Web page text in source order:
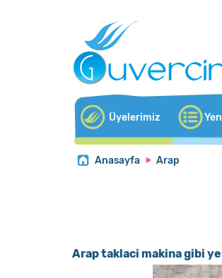
Üyelerimiz
Anasayfa Arap
Arap taklaci makina gibi